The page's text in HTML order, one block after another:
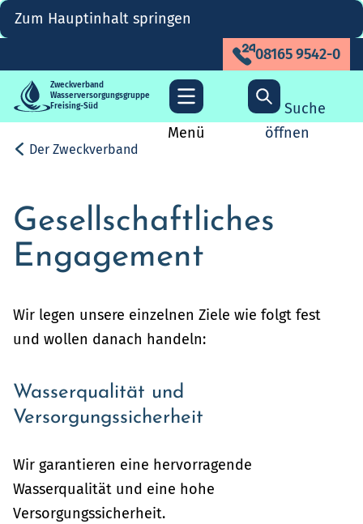
Zum Hauptinhalt springen
08165 9542-0
Zweckverband
Wasserversorgungsgruppe
Freising-Süd
Menü
Suche
öffnen
Der Zweckverband
Gesellschaftliches
Engagement
Wir legen unsere einzelnen Ziele wie folgt fest
und wollen danach handeln:
Wasserqualität und
Versorgungssicherheit
Wir garantieren eine hervorragende
Wasserqualität und eine hohe
Versorgungssicherheit.